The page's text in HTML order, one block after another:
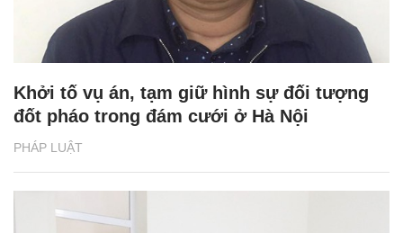
PHÁP LUẬT
Khởi tố vụ án, tạm giữ hình sự đối tượng
đốt pháo trong đám cưới ở Hà Nội